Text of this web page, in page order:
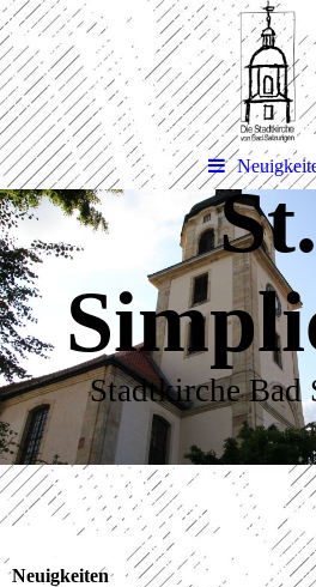
St.
Stadtkirche Bad
Neuigkeiten